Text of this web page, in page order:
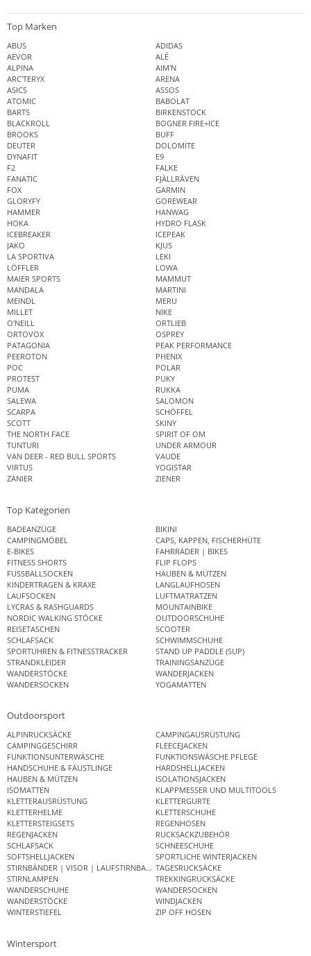
Top Marken
ABUS
ADIDAS
AEVOR
ALÉ
ALPINA
AIM'N
ARC'TERYX
ARENA
ASICS
ASSOS
ATOMIC
BABOLAT
BARTS
BIRKENSTOCK
BLACKROLL
BOGNER FIRE+ICE
BROOKS
BUFF
DEUTER
DOLOMITE
DYNAFIT
E9
F2
FALKE
FANATIC
FJÄLLRÄVEN
FOX
GARMIN
GLORYFY
GOREWEAR
HAMMER
HANWAG
HOKA
HYDRO FLASK
ICEBREAKER
ICEPEAK
JAKO
KJUS
LA SPORTIVA
LEKI
LÖFFLER
LOWA
MAIER SPORTS
MAMMUT
MANDALA
MARTINI
MEINDL
MERU
MILLET
NIKE
O'NEILL
ORTLIEB
ORTOVOX
OSPREY
PATAGONIA
PEAK PERFORMANCE
PEEROTON
PHENIX
POC
POLAR
PROTEST
PUKY
PUMA
RUKKA
SALEWA
SALOMON
SCARPA
SCHÖFFEL
SCOTT
SKINY
THE NORTH FACE
SPIRIT OF OM
TUNTURI
UNDER ARMOUR
VAN DEER - RED BULL SPORTS
VAUDE
VIRTUS
YOGISTAR
ZANIER
ZIENER
Top Kategorien
BADEANZÜGE
BIKINI
CAMPINGMÖBEL
CAPS, KAPPEN, FISCHERHÜTE
E-BIKES
FAHRRÄDER | BIKES
FITNESS SHORTS
FLIP FLOPS
FUSSBALLSOCKEN
HAUBEN & MÜTZEN
KINDERTRAGEN & KRAXE
LANGLAUFHOSEN
LAUFSOCKEN
LUFTMATRATZEN
LYCRAS & RASHGUARDS
MOUNTAINBIKE
NORDIC WALKING STÖCKE
OUTDOORSCHUHE
REISETASCHEN
SCOOTER
SCHLAFSACK
SCHWIMMSCHUHE
SPORTUHREN & FITNESSTRACKER
STAND UP PADDLE (SUP)
STRANDKLEIDER
TRAININGSANZÜGE
WANDERSTÖCKE
WANDERJACKEN
WANDERSOCKEN
YOGAMATTEN
Outdoorsport
ALPINRUCKSÄCKE
CAMPINGAUSRÜSTUNG
CAMPINGGESCHIRR
FLEECEJACKEN
FUNKTIONSUNTERWÄSCHE
FUNKTIONSWÄSCHE PFLEGE
HANDSCHUHE & FÄUSTLINGE
HARDSHELLJACKEN
HAUBEN & MÜTZEN
ISOLATIONSJACKEN
ISOMATTEN
KLAPPMESSER UND MULTITOOLS
KLETTERAUSRÜSTUNG
KLETTERGURTE
KLETTERHELME
KLETTERSCHUHE
KLETTERSTEIGSETS
REGENHOSEN
REGENJACKEN
RUCKSACKZUBEHÖR
SCHLAFSACK
SCHNEESCHUHE
SOFTSHELLJACKEN
SPORTLICHE WINTERJACKEN
STIRNBÄNDER | VISOR | LAUFSTIRNBANDTAGESRUCKSÄCKE
STIRNLAMPEN
TREKKINGRUCKSÄCKE
WANDERSCHUHE
WANDERSOCKEN
WANDERSTÖCKE
WINDJACKEN
WINTERSTIEFEL
ZIP OFF HOSEN
Wintersport